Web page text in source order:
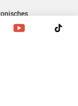
Sinne beflügeln